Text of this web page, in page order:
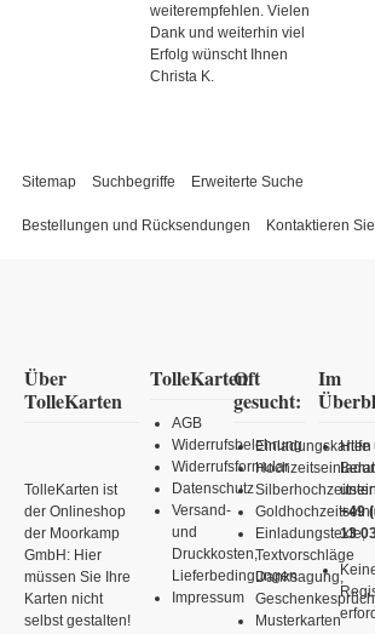
weiterempfehlen. Vielen
Dank und weiterhin viel
Erfolg wünscht Ihnen
Christa K.
Sitemap Suchbegriffe Erweiterte Suche
Bestellungen und Rücksendungen Kontaktieren
Über
TolleKarten
TolleKarten ist
der Onlineshop
der Moorkamp
GmbH: Hier
müssen Sie Ihre
Karten nicht
selbst gestalten!
TolleKarten
AGB
Widerrufsbelehrung
Widerrufsformular
Datenschutz
Versand-
und
Druckkosten,
Lieferbedingungen
Impressum
Oft
gesucht:
Einladungskarten
Einladungstexte,
Textvorschläge
Danksagung,
Musterkarten
Im
Hilfe
unter
+49
13